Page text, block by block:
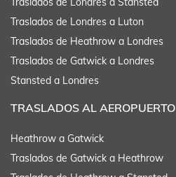
Traslados de Londres a Luton
Traslados de Heathrow a Londres
Traslados de Gatwick a Londres
Stansted a Londres
TRASLADOS AL AEROPUERTO
Heathrow a Gatwick
Traslados de Gatwick a Heathrow